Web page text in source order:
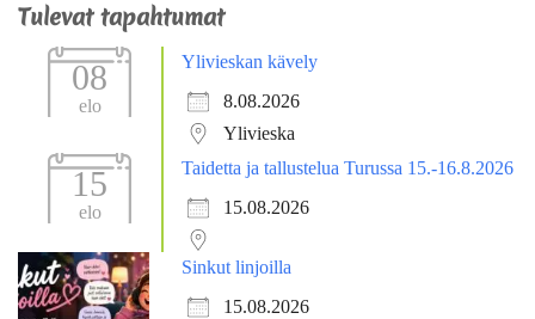
Tulevat tapahtumat
08
elo
Ylivieskan kävely
8.08.2026
Ylivieska
15
elo
Taidetta ja tallustelua Turussa 15.-16.8.2026
15.08.2026
Sinkut linjoilla
15.08.2026